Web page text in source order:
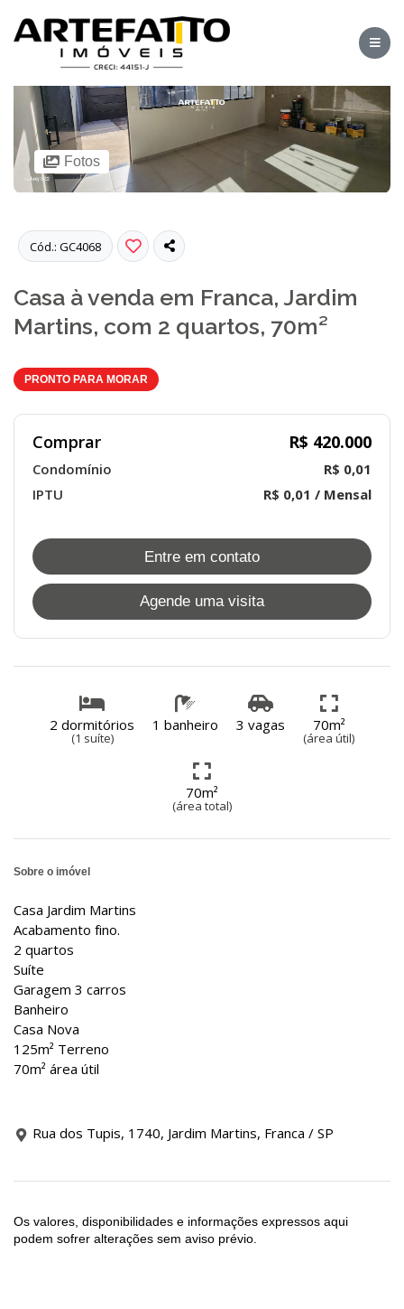
Fotos
Cód.: GC4068
Casa à venda em Franca, Jardim
Martins, com 2 quartos, 70m²
PRONTO PARA MORAR
Comprar R$ 420.000
Condomínio
R$ 0,01
IPTU
R$ 0,01 / Mensal
Entre em contato
Agende uma visita
2 dormitórios
(1 suíte)
1 banheiro 3 vagas 70m²
(área útil)
70m²
(área total)
Sobre o imóvel
Casa Jardim Martins
Acabamento fino.
2 quartos
Suíte
Garagem 3 carros
Banheiro
Casa Nova
125m² Terreno
70m² área útil
Rua dos Tupis, 1740, Jardim Martins, Franca / SP
Os valores, disponibilidades e informações expressos aqui
podem sofrer alterações sem aviso prévio.